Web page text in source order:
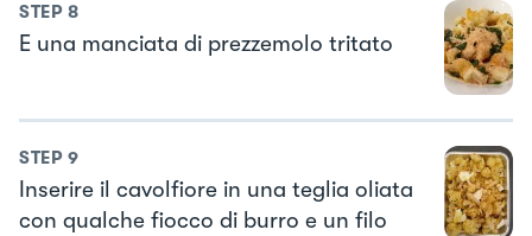
STEP 8
E una manciata di prezzemolo tritato
STEP 9
Inserire il cavolfiore in una teglia oliata
con qualche fiocco di burro e un filo